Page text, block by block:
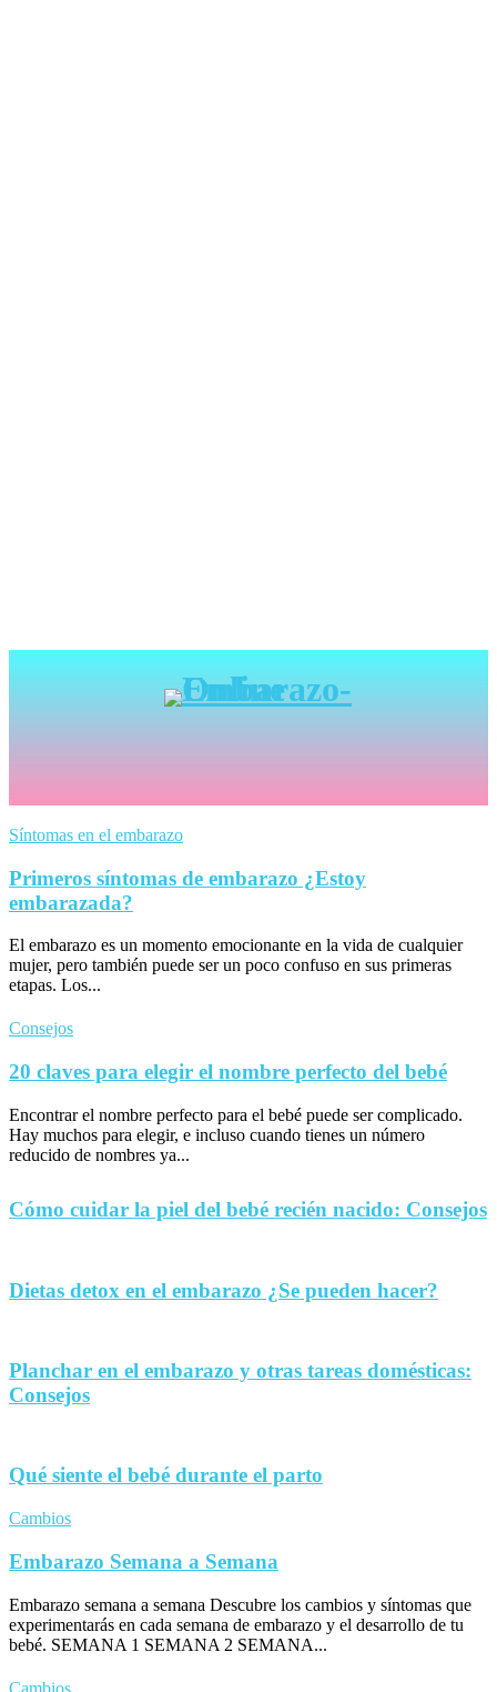
Síntomas en el embarazo
Primeros síntomas de embarazo ¿Estoy
embarazada?
El embarazo es un momento emocionante en la vida de cualquier
mujer, pero también puede ser un poco confuso en sus primeras
etapas. Los...
Consejos
20 claves para elegir el nombre perfecto del bebé
Encontrar el nombre perfecto para el bebé puede ser complicado.
Hay muchos para elegir, e incluso cuando tienes un número
reducido de nombres ya...
Cómo cuidar la piel del bebé recién nacido: Consejos
Dietas detox en el embarazo ¿Se pueden hacer?
Planchar en el embarazo y otras tareas domésticas:
Consejos
Qué siente el bebé durante el parto
Cambios
Embarazo Semana a Semana
Embarazo semana a semana Descubre los cambios y síntomas que
experimentarás en cada semana de embarazo y el desarrollo de tu
bebé. SEMANA 1 SEMANA 2 SEMANA...
Cambios